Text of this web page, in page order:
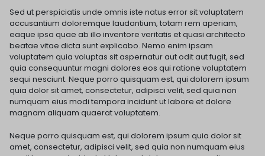
Sed ut perspiciatis unde omnis iste natus error sit voluptatem
accusantium doloremque laudantium, totam rem aperiam,
eaque ipsa quae ab illo inventore veritatis et quasi architecto
beatae vitae dicta sunt explicabo. Nemo enim ipsam
voluptatem quia voluptas sit aspernatur aut odit aut fugit, sed
quia consequuntur magni dolores eos qui ratione voluptatem
sequi nesciunt. Neque porro quisquam est, qui dolorem ipsum
quia dolor sit amet, consectetur, adipisci velit, sed quia non
numquam eius modi tempora incidunt ut labore et dolore
magnam aliquam quaerat voluptatem.
Neque porro quisquam est, qui dolorem ipsum quia dolor sit
amet, consectetur, adipisci velit, sed quia non numquam eius